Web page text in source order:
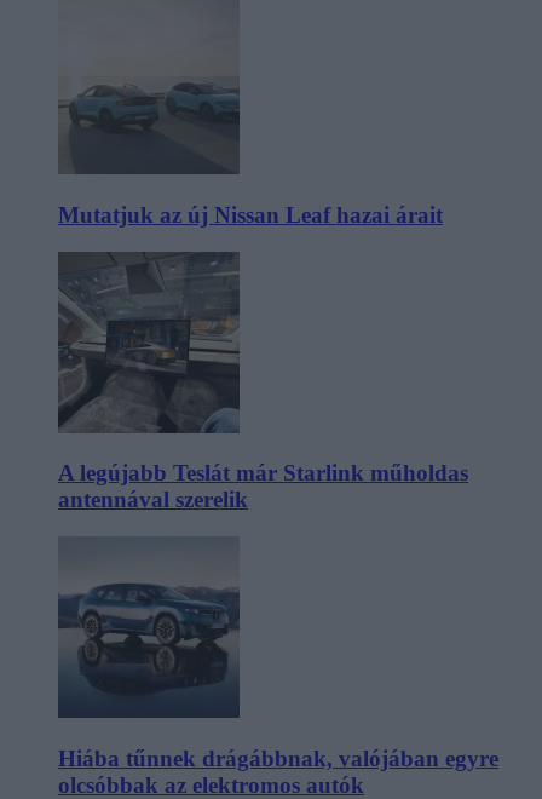
Mutatjuk az új Nissan Leaf hazai árait
A legújabb Teslát már Starlink műholdas
antennával szerelik
Hiába tűnnek drágábbnak, valójában egyre
olcsóbbak az elektromos autók